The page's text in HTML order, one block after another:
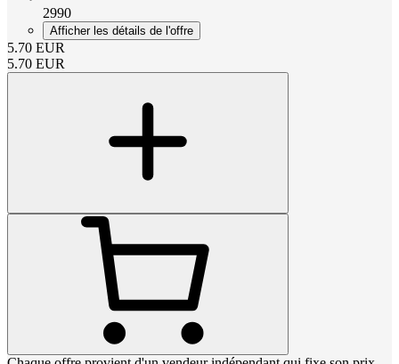
2990
Afficher les détails de l'offre
5.70 EUR
5.70 EUR